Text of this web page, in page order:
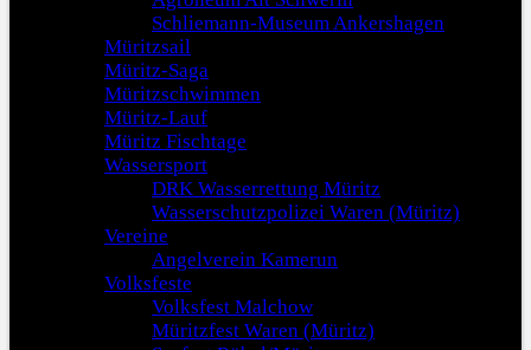
Schliemann-Museum Ankershagen
Müritzsail
Müritz-Saga
Müritzschwimmen
Müritz-Lauf
Müritz Fischtage
Wassersport
DRK Wasserrettung Müritz
Wasserschutzpolizei Waren (Müritz)
Vereine
Angelverein Kamerun
Volksfeste
Volksfest Malchow
Müritzfest Waren (Müritz)